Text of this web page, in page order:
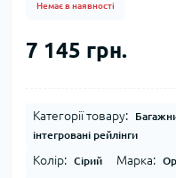
Немає в наявності
7 145 грн.
Категорії товару:
інтегровані рейлінги
Колір: Сірий Марка: